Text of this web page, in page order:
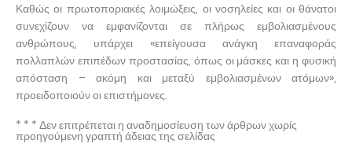
Καθώς οι πρωτοποριακές λοιμώξεις, οι νοσηλείες και οι θάνατοι
συνεχίζουν να εμφανίζονται σε πλήρως εμβολιασμένους
ανθρώπους, υπάρχει «επείγουσα ανάγκη επαναφοράς
πολλαπλών επιπέδων προστασίας, όπως οι μάσκες και η φυσική
απόσταση – ακόμη και μεταξύ εμβολιασμένων ατόμων»,
προειδοποιούν οι επιστήμονες.
* * * Δεν επιτρέπεται η αναδημοσίευση των άρθρων χωρίς
προηγούμενη γραπτή άδειας της σελίδας